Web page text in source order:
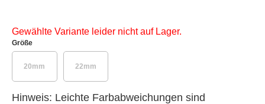
Gewählte Variante leider nicht auf Lager.
Größe
20mm 22mm
Hinweis: Leichte Farbabweichungen sind